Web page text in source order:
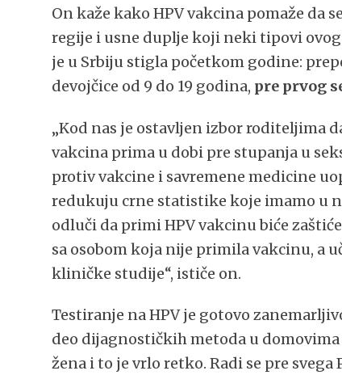
On kaže kako HPV vakcina pomaže da
regije i usne duplje koji neki tipovi
je u Srbiju stigla početkom godine:
devojčice od 9 do 19 godina, pre prvog
„Kod nas je ostavljen izbor roditeljima
vakcina prima u dobi pre stupanja u
protiv vakcine i savremene medicine
redukuju crne statistike koje imamo u
odluči da primi HPV vakcinu biće
sa osobom koja nije primila vakcinu, a
kliničke studije“, ističe on.
Testiranje na HPV je gotovo
deo dijagnostičkih metoda u
žena i to je vrlo retko. Radi se pre